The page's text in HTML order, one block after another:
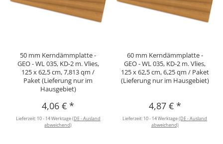
50 mm Kerndämmplatte -
GEO - WL 035, KD-2 m. Vlies,
125 x 62,5 cm, 7,813 qm /
Paket (Lieferung nur im
Hausgebiet)
4,06 €*
Lieferzeit: 10 - 14 Werktage(DE - Ausland
abweichend)
60 mm Kerndämmplatte -
GEO - WL 035, KD-2 m. Vlies,
125 x 62,5 cm, 6,25 qm / Paket
(Lieferung nur im Hausgebiet)
4,87 € *
Lieferzeit: 10 - 14 Werktage(DE - Ausland
abweichend)